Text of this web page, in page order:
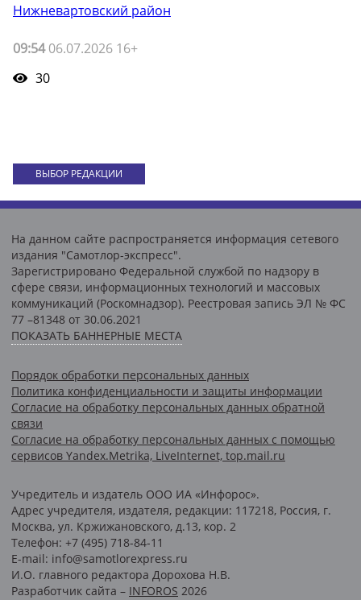
Нижневартовский район
09:5406.07.2026 16+
30
ВЫБОР РЕДАКЦИИ
На данном сайте распространяется информация сетевого
издания "Самотлор-экспресс".
Зарегистрировано Федеральной службой по надзору в
сфере связи, информационных технологий и массовых
коммуникаций (Роскомнадзор). Реестровая запись ЭЛ № ФС
77 –81348 от 30.06.2021
ПОКАЗАТЬ БАННЕРНЫЕ МЕСТА
Порядок обработки персональных данных
Политика конфиденциальности и защиты информации
Согласие на обработку персональных данных обратной
связи
Согласие на обработку персональных данных с помощью
сервисов Yandex.Metrika, LiveInternet, top.mail.ru
Учредитель и издатель ООО ИА «Инфорос».
Адрес учредителя, издателя, редакции: 117218, Россия, г.
Москва, ул. Кржижановского, д.13, кор. 2
Телефон: +7 (495) 718-84-11
E-mail: info@samotlorexpress.ru
И.О. главного редактора Дорохова Н.В.
Разработчик сайта – INFOROS 2026